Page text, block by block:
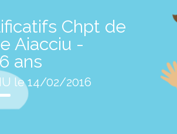
Chpt de
Aiacciu -
ans
le 14/02/2016